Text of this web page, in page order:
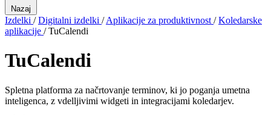
Nazaj
Izdelki / Digitalni izdelki / Aplikacije za produktivnost / Koledarske
aplikacije / TuCalendi
TuCalendi
Spletna platforma za načrtovanje terminov, ki jo poganja umetna
inteligenca, z vdelljivimi widgeti in integracijami koledarjev.